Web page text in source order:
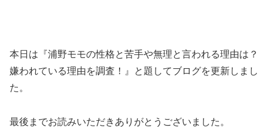
本日は『浦野モモの性格と苦手や無理と言われる理由は？
嫌われている理由を調査！』と題してブログを更新しまし
た。
最後までお読みいただきありがとうございました。